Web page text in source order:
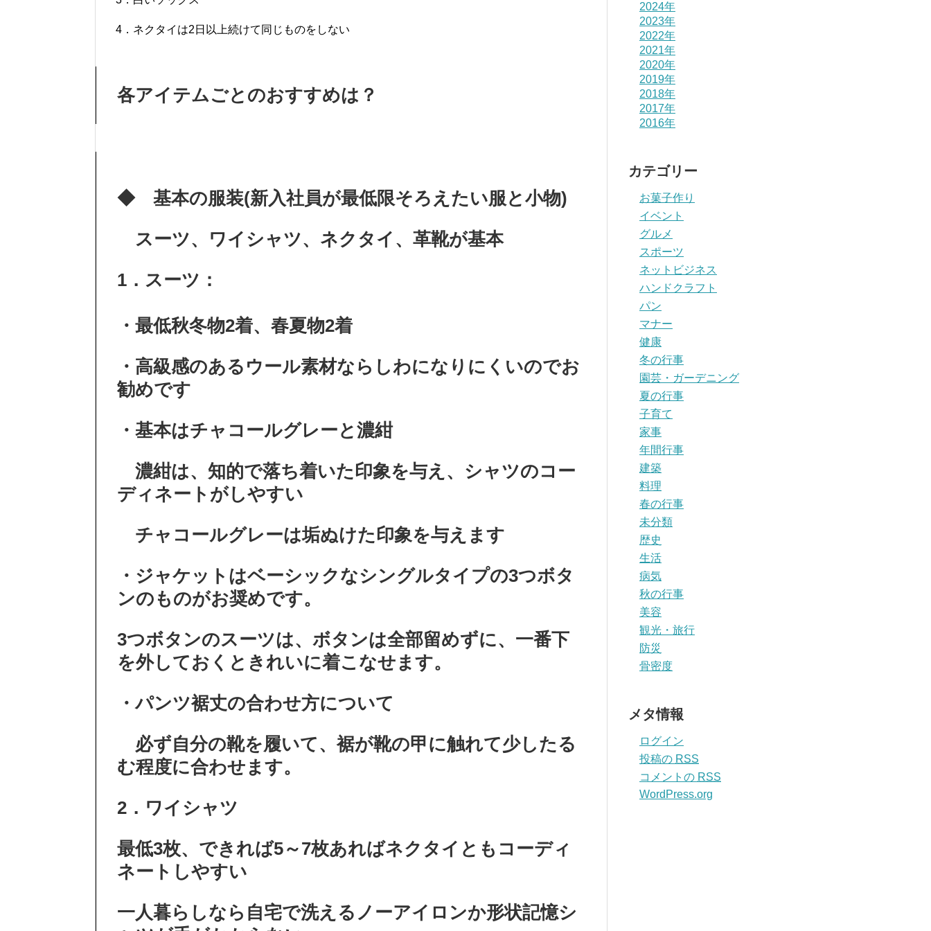
4．ネクタイは2日以上続けて同じものをしない
各アイテムごとのおすすめは？
◆ 基本の服装(新入社員が最低限そろえたい服と小物)
スーツ、ワイシャツ、ネクタイ、革靴が基本
1．スーツ：
・最低秋冬物2着、春夏物2着
・高級感のあるウール素材ならしわになりにくいのでお
勧めです
・基本はチャコールグレーと濃紺
濃紺は、知的で落ち着いた印象を与え、シャツのコー
ディネートがしやすい
チャコールグレーは垢ぬけた印象を与えます
・ジャケットはベーシックなシングルタイプの3つボタ
ンのものがお奨めです。
3つボタンのスーツは、ボタンは全部留めずに、一番下
を外しておくときれいに着こなせます。
・パンツ裾丈の合わせ方について
必ず自分の靴を履いて、裾が靴の甲に触れて少したる
む程度に合わせます。
2．ワイシャツ
最低3枚、できれば5～7枚あればネクタイともコーディ
ネートしやすい
一人暮らしなら自宅で洗えるノーアイロンか形状記憶シ
2024年
2023年
2022年
2021年
2020年
2019年
2018年
2017年
2016年
カテゴリー
お菓子作り
イベント
グルメ
スポーツ
ネットビジネス
ハンドクラフト
パン
マナー
健康
冬の行事
園芸・ガーデニング
夏の行事
子育て
家事
年間行事
建築
料理
春の行事
未分類
歴史
生活
病気
秋の行事
美容
観光・旅行
防災
骨密度
メタ情報
ログイン
投稿の RSS
コメントの RSS
WordPress.org